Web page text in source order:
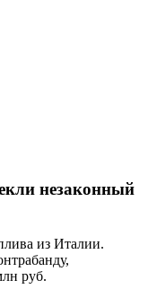
незаконный
из Италии.
руб.